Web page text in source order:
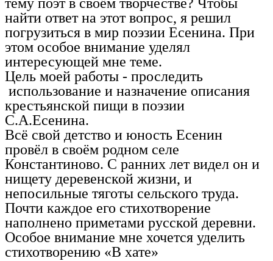
тему поэт в своём творчестве? Чтобы
найти ответ на этот вопрос, я решил
погрузиться в мир поэзии Есенина. При
этом особое внимание уделял
интересующей мне теме.
Цель моей работы - проследить
использование и назначение описания
крестьянской пищи в поэзии
С.А.Есенина.
Всё свой детство и юность Есенин
провёл в своём родном селе
Константиново. С ранних лет видел он и
нищету деревенской жизни, и
непосильные тяготы сельского труда.
Почти каждое его стихотворение
наполнено приметами русской деревни.
Особое внимание мне хочется уделить
стихотворению «В хате»